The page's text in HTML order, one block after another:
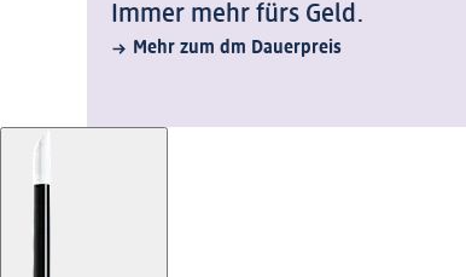
Immer mehr fürs Geld.
Mehr zum dm Dauerpreis